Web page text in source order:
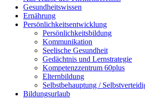
Gesundheitswissen
Ernährung
Persönlichkeitsentwicklung
Persönlichkeitsbildung
Kommunikation
Seelische Gesundheit
Gedächtnis und Lernstrategie
Kompetenzzentrum 60plus
Elternbildung
Selbstbehauptung /
Bildungsurlaub